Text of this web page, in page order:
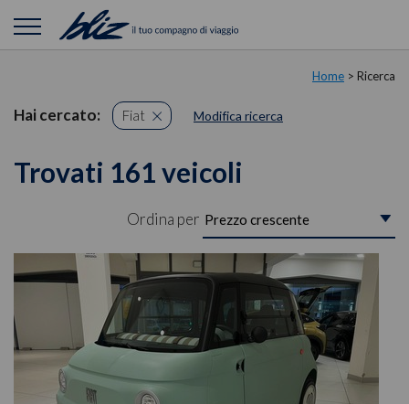
Home > Ricerca
Hai cercato: Fiat Modifica ricerca
Trovati 161 veicoli
Ordina per